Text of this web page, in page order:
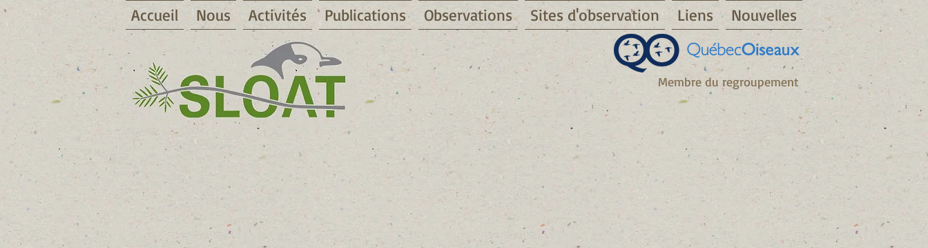
Accueil Nous Activités Publications Observations Sites d'observation Liens Nouvelles
Membre du regroupement